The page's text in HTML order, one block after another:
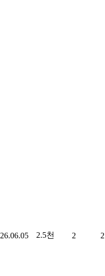
26.06.05 2.5천 2 2